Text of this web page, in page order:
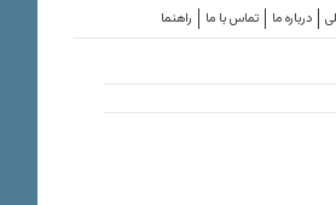
راهنما تماس با ما درباره ما